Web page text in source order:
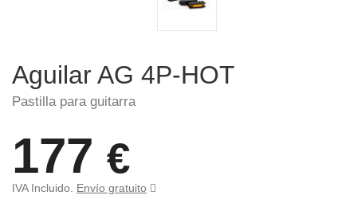
Aguilar AG 4P-HOT
Pastilla para guitarra
177 €
IVA Incluido. Envío gratuito